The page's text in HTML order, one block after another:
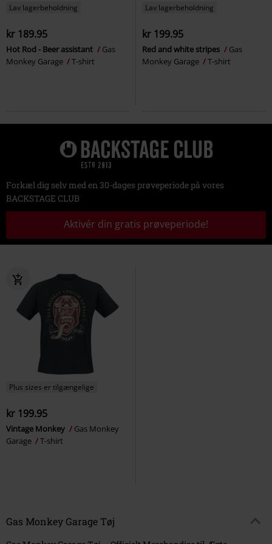
Lav lagerbeholdning
kr 189.95
Hot Rod - Beer assistant
Gas
Monkey Garage
T-shirt
Lav lagerbeholdning
kr 199.95
Red and white stripes
Gas
Monkey Garage
T-shirt
Forkæl dig selv med en 30-dages prøveperiode på vores
BACKSTAGE CLUB
Aktivér din gratis prøveperiode!
Plus sizes er tilgængelige
kr 199.95
Vintage Monkey
Gas Monkey
Garage
T-shirt
Gas Monkey Garage Tøj